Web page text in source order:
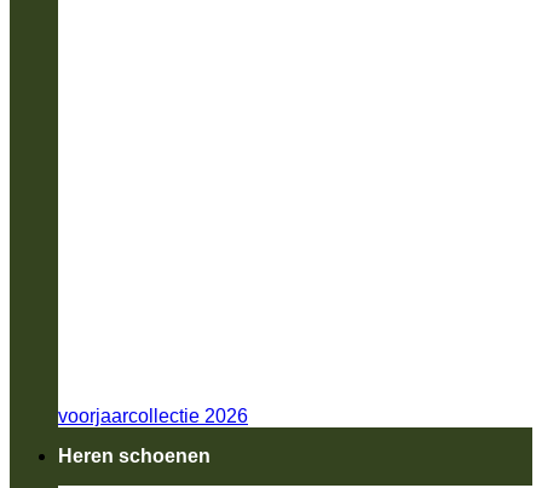
voorjaarcollectie 2026
Heren schoenen